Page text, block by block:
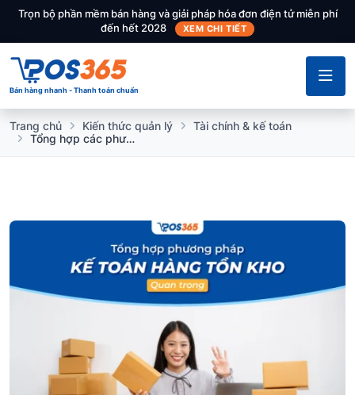
Trọn bộ phần mềm bán hàng và giải pháp hóa đơn điện tử miễn phí
đến hết 2028
XEM CHI TIẾT
Bán hàng nhanh - Thanh toán chuẩn
Trang chủ Kiến thức quản lý
Tài chính & kế toán
Tổng hợp các phương pháp kế toán hàng tồn kho quan trọng